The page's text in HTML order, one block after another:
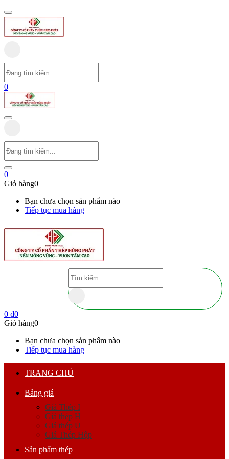
0
0
Giỏ hàng0
Bạn chưa chọn sản phẩm nào
Tiếp tục mua hàng
0 ₫0
Giỏ hàng0
Bạn chưa chọn sản phẩm nào
Tiếp tục mua hàng
TRANG CHỦ
Bảng giá
Giá Thép I
Giá thép H
Giá thép U
Giá Thép Hộp
Sản phẩm thép